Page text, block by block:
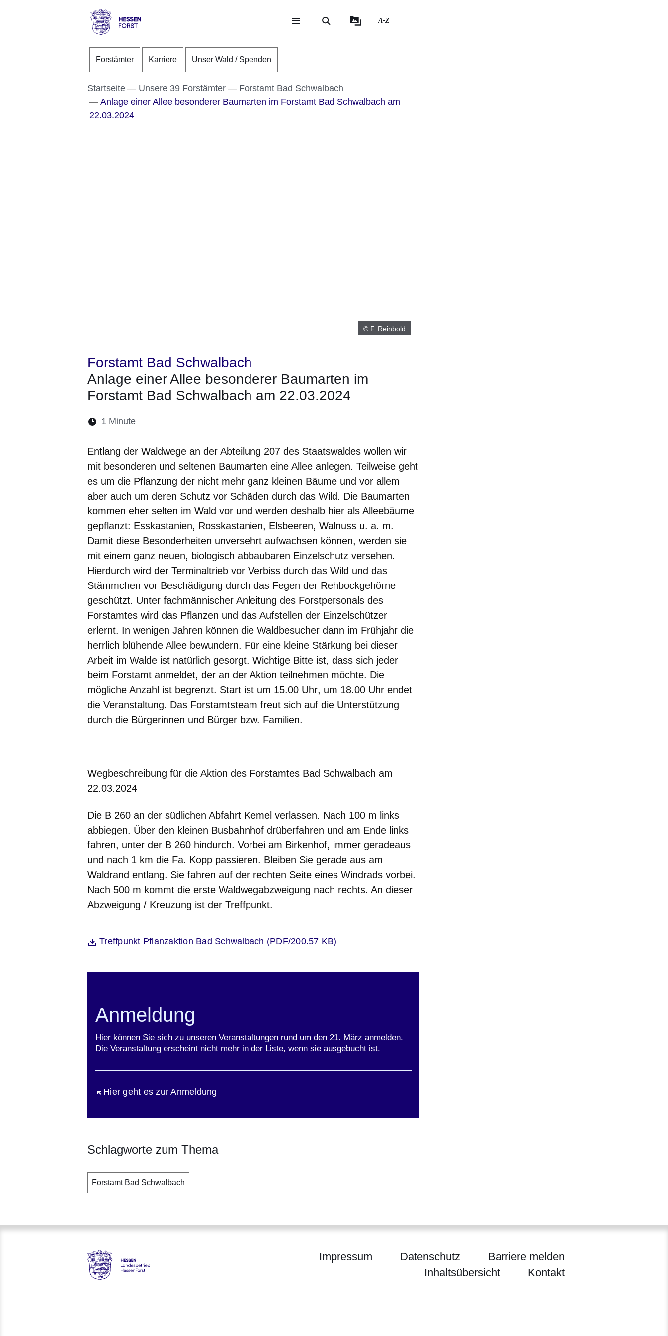
Direkt zum Kopf der Seite
Direkt zum Inhalt
Direkt zum Fuß der Seite
Forst
A-Z
Forstämter Karriere Unser Wald / Spenden
Startseite Unsere 39 Forstämter
Forstamt Bad Schwalbach
Anlage einer Allee besonderer Baumarten im Forstamt Bad Schwalbach am
22.03.2024
© F. Reinbold
Forstamt Bad Schwalbach
Anlage einer Allee besonderer Baumarten im
Forstamt Bad Schwalbach am 22.03.2024
Lesedauer:
1 Minute
Entlang der Waldwege an der Abteilung 207 des Staatswaldes wollen wir
mit besonderen und seltenen Baumarten eine Allee anlegen. Teilweise geht
es um die Pflanzung der nicht mehr ganz kleinen Bäume und vor allem
aber auch um deren Schutz vor Schäden durch das Wild. Die Baumarten
kommen eher selten im Wald vor und werden deshalb hier als Alleebäume
gepflanzt: Esskastanien, Rosskastanien, Elsbeeren, Walnuss u. a. m.
Damit diese Besonderheiten unversehrt aufwachsen können, werden sie
mit einem ganz neuen, biologisch abbaubaren Einzelschutz versehen.
Hierdurch wird der Terminaltrieb vor Verbiss durch das Wild und das
Stämmchen vor Beschädigung durch das Fegen der Rehbockgehörne
geschützt. Unter fachmännischer Anleitung des Forstpersonals des
Forstamtes wird das Pflanzen und das Aufstellen der Einzelschützer
erlernt. In wenigen Jahren können die Waldbesucher dann im Frühjahr die
herrlich blühende Allee bewundern. Für eine kleine Stärkung bei dieser
Arbeit im Walde ist natürlich gesorgt. Wichtige Bitte ist, dass sich jeder
beim Forstamt anmeldet, der an der Aktion teilnehmen möchte. Die
mögliche Anzahl ist begrenzt. Start ist um 15.00 Uhr, um 18.00 Uhr endet
die Veranstaltung. Das Forstamtsteam freut sich auf die Unterstützung
durch die Bürgerinnen und Bürger bzw. Familien.
Wegbeschreibung für die Aktion des Forstamtes Bad Schwalbach am
22.03.2024
Die B 260 an der südlichen Abfahrt Kemel verlassen. Nach 100 m links
abbiegen. Über den kleinen Busbahnhof drüberfahren und am Ende links
fahren, unter der B 260 hindurch. Vorbei am Birkenhof, immer geradeaus
und nach 1 km die Fa. Kopp passieren. Bleiben Sie gerade aus am
Waldrand entlang. Sie fahren auf der rechten Seite eines Windrads vorbei.
Nach 500 m kommt die erste Waldwegabzweigung nach rechts. An dieser
Abzweigung / Kreuzung ist der Treffpunkt.
DateiTreffpunkt Pflanzaktion Bad Schwalbach (PDF/200.57 KB)
Öffnet sich in einem neuen Fenster
Anmeldung
Hier können Sie sich zu unseren Veranstaltungen rund um den 21. März anmelden.
Die Veranstaltung erscheint nicht mehr in der Liste, wenn sie ausgebucht ist.
Hier geht es zur Anmeldung
Öffnet sich in einem neuen Fenster
Schlagworte zum Thema
Forstamt Bad Schwalbach
Impressum Datenschutz
Barriere melden
Inhaltsübersicht
Kontakt